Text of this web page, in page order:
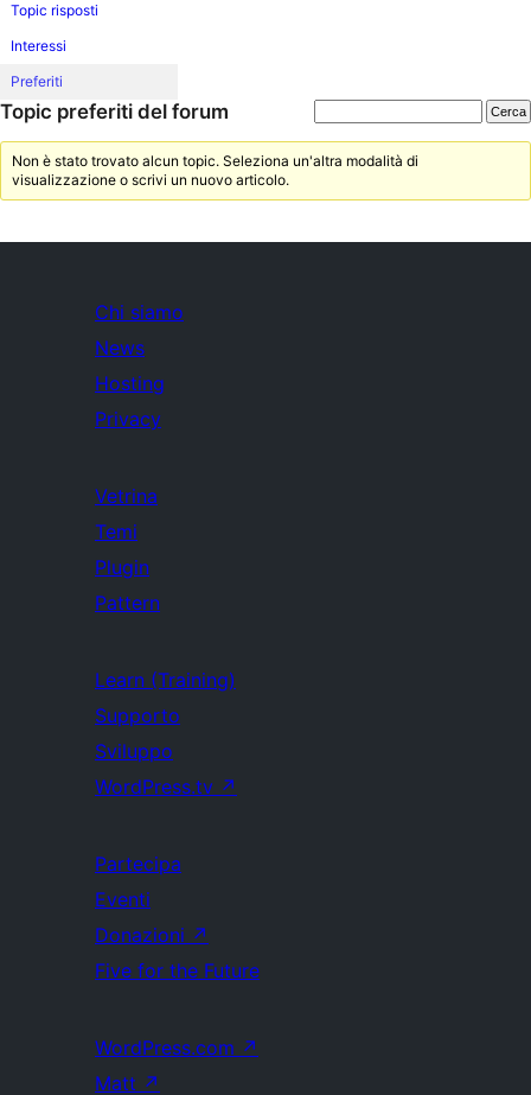
Topic risposti
Interessi
Preferiti
Topic preferiti del forum
Non è stato trovato alcun topic. Seleziona un'altra modalità di
visualizzazione o scrivi un nuovo articolo.
Chi siamo
News
Hosting
Privacy
Vetrina
Temi
Plugin
Pattern
Learn (Training)
Supporto
Sviluppo
WordPress.tv ↗
Partecipa
Eventi
Donazioni ↗
Five for the Future
WordPress.com ↗
Matt ↗